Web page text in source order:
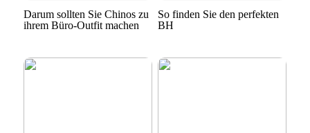
Darum sollten Sie Chinos zu
ihrem Büro-Outfit machen
So finden Sie den perfekten
BH